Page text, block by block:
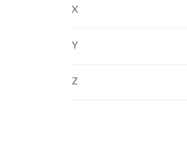
X
Y
Z